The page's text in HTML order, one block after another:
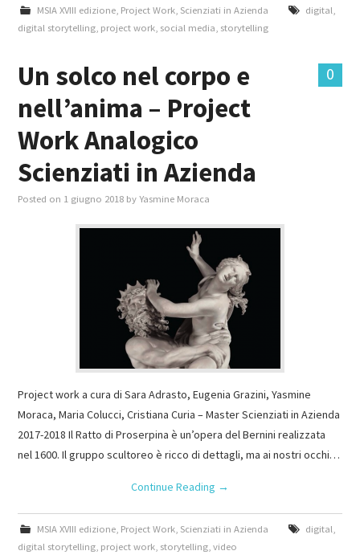
MSIA XVIII edizione, Project Work, Scienziati in Azienda digital
digital storytelling project work social media storytelling
0
Un solco nel corpo e
nell’anima – Project
Work Analogico
Scienziati in Azienda
Posted on 1 giugno 2018 byYasmine Moraca
Project work a cura di Sara Adrasto, Eugenia Grazini, Yasmine
Moraca, Maria Colucci, Cristiana Curia – Master Scienziati in Azienda
2017-2018 Il Ratto di Proserpina è un’opera del Bernini realizzata
nel 1600. Il gruppo scultoreo è ricco di dettagli, ma ai nostri occhi…
Continue Reading →
MSIA XVIII edizione, Project Work, Scienziati in Azienda digital
digital storytelling project work storytelling ,video